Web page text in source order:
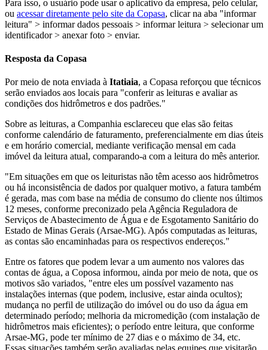
Para isso, o usuário pode usar o aplicativo da empresa, pelo celular,
ou acessar diretamente pelo site da Copasa, clicar na aba "informar
leitura" > informar dados pessoais > informar leitura > selecionar um
identificador > anexar foto > enviar.
Resposta da Copasa
Por meio de nota enviada à Itatiaia, a Copasa reforçou que técnicos
serão enviados aos locais para "conferir as leituras e avaliar as
condições dos hidrômetros e dos padrões."
Sobre as leituras, a Companhia esclareceu que elas são feitas
conforme calendário de faturamento, preferencialmente em dias úteis
e em horário comercial, mediante verificação mensal em cada
imóvel da leitura atual, comparando-a com a leitura do mês anterior.
"Em situações em que os leituristas não têm acesso aos hidrômetros
ou há inconsistência de dados por qualquer motivo, a fatura também
é gerada, mas com base na média de consumo do cliente nos últimos
12 meses, conforme preconizado pela Agência Reguladora de
Serviços de Abastecimento de Água e de Esgotamento Sanitário do
Estado de Minas Gerais (Arsae-MG). Após computadas as leituras,
as contas são encaminhadas para os respectivos endereços."
Entre os fatores que podem levar a um aumento nos valores das
contas de água, a Coposa informou, ainda por meio de nota, que os
motivos são variados, "entre eles um possível vazamento nas
instalações internas (que podem, inclusive, estar ainda ocultos);
mudança no perfil de utilização do imóvel ou do uso da água em
determinado período; melhoria da micromedição (com instalação de
hidrômetros mais eficientes); o período entre leitura, que conforme
Arsae-MG, pode ter mínimo de 27 dias e o máximo de 34, etc.